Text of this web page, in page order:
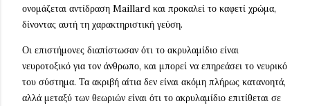
ονομάζεται αντίδραση Maillard και προκαλεί το καφετί χρώμα,
δίνοντας αυτή τη χαρακτηριστική γεύση.
Οι επιστήμονες διαπίστωσαν ότι το ακρυλαμίδιο είναι
νευροτοξικό για τον άνθρωπο, και μπορεί να επηρεάσει το νευρικό
του σύστημα. Τα ακριβή αίτια δεν είναι ακόμη πλήρως κατανοητά,
αλλά μεταξύ των θεωριών είναι ότι το ακρυλαμίδιο επιτίθεται σε